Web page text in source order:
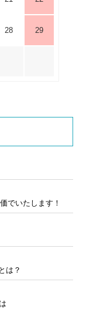
28 29
でいたします！
は？